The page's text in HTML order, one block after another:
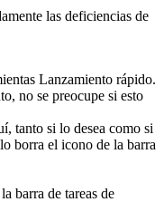
las deficiencias de
Lanzamiento rápido.
no se preocupe si esto
tanto si lo desea como si
borra el icono de la barra
barra de tareas de